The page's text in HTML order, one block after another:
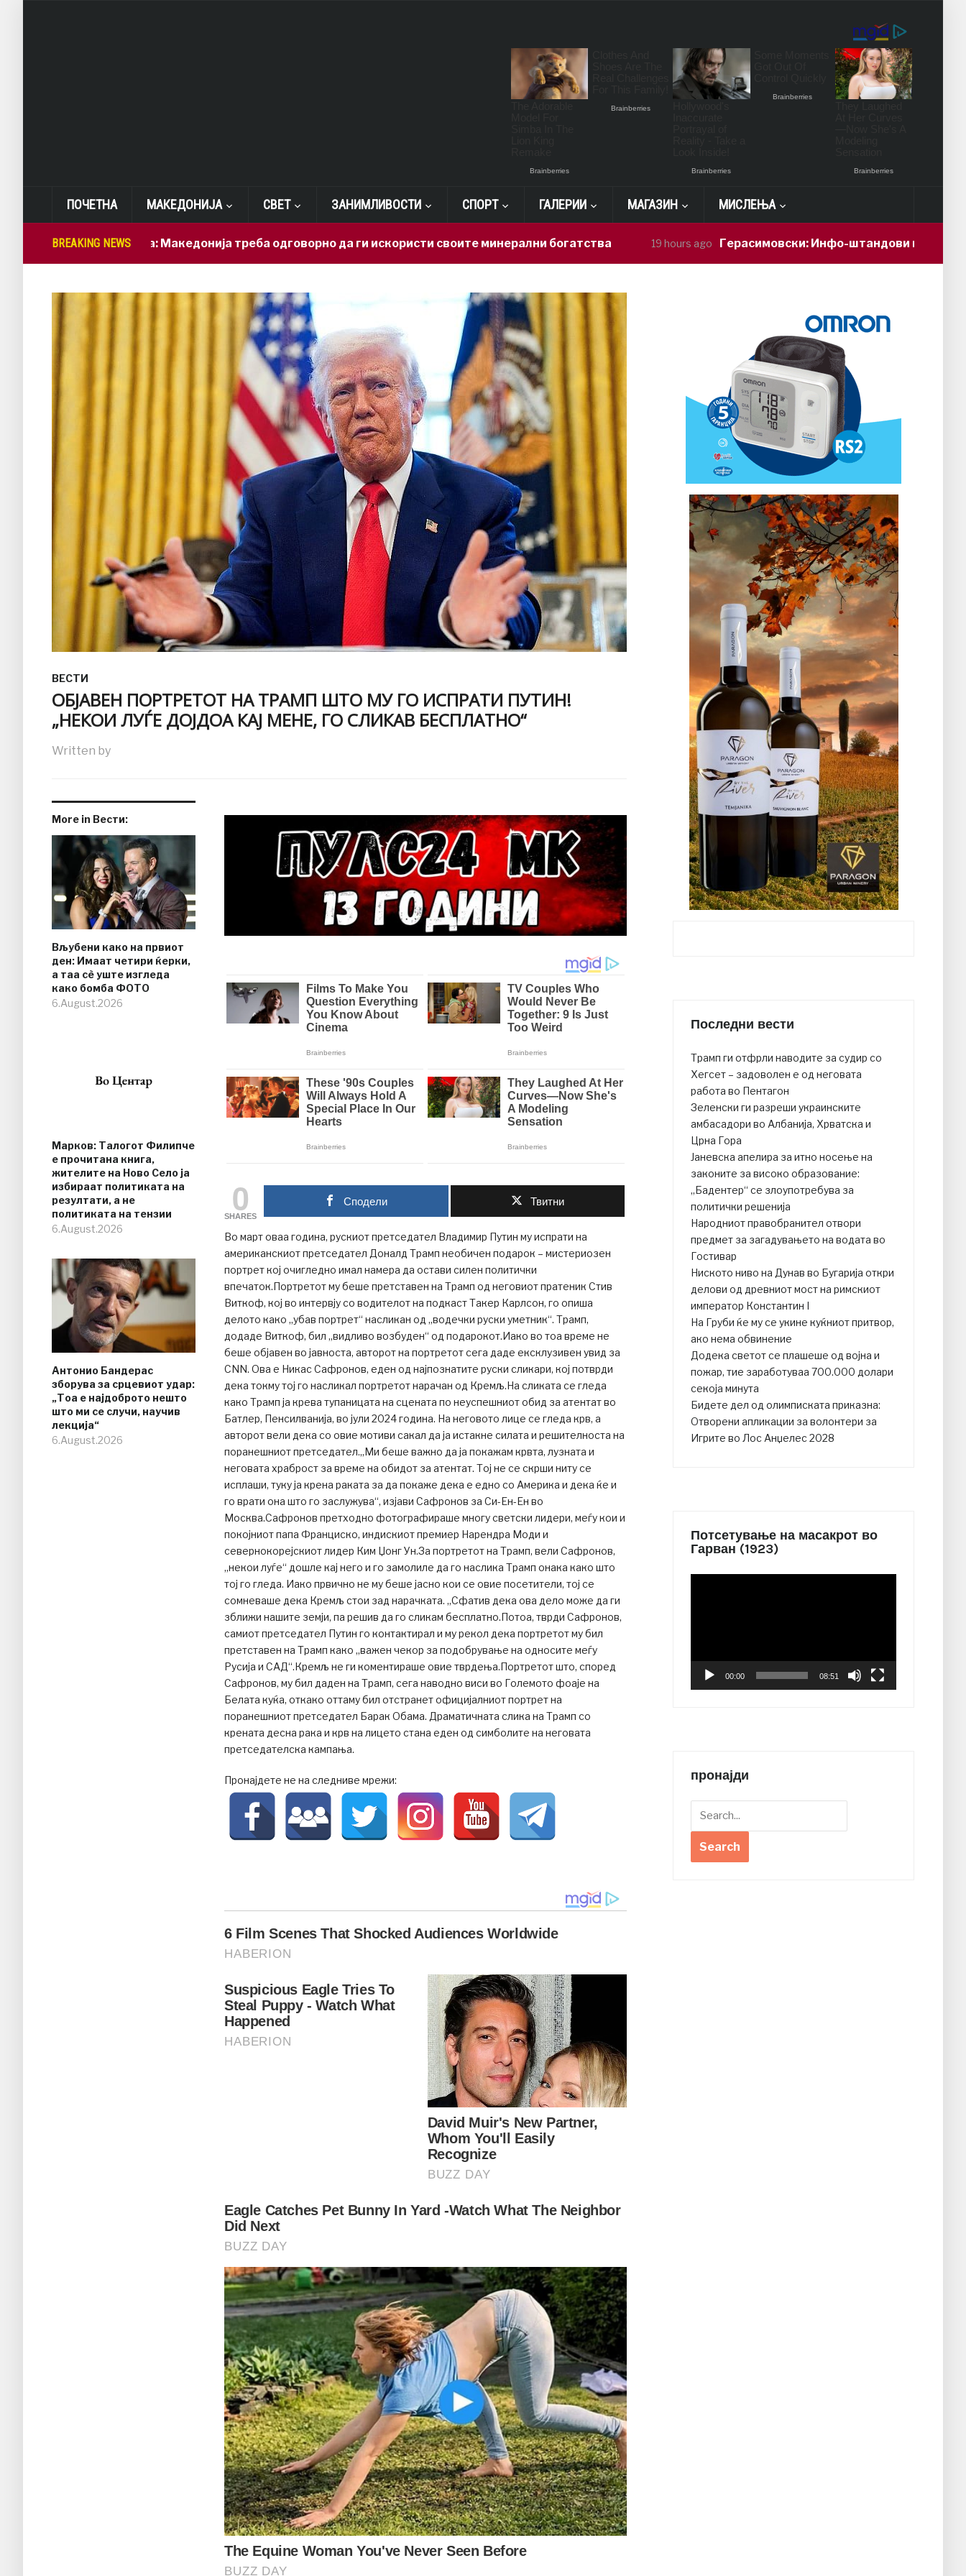
ПОЧЕТНА МАКЕДОНИЈА СВЕТ ЗАНИМЛИВОСТИ СПОРТ ГАЛЕРИИ МАГАЗИН МИСЛЕЊА
BREAKING NEWS
Лепиткова: Македонија треба одговорно да ги искористи своите минерални богатства 19 hours ago Герасимовски: Инфо-штандови и здравствени
ВЕСТИ
ОБЈАВЕН ПОРТРЕТОТ НА ТРАМП ШТО МУ ГО ИСПРАТИ ПУТИН!
„НЕКОИ ЛУЃЕ ДОЈДОА КАЈ МЕНЕ, ГО СЛИКАВ БЕСПЛАТНО“
Written by
More in Вести:
Вљубени како на првиот
ден: Имаат четири ќерки,
а таа сè уште изгледа
како бомба ФОТО
6.August.2026
Марков: Талогот Филипче
е прочитана книга,
жителите на Ново Село ја
избираат политиката на
резултати, а не
политиката на тензии
6.August.2026
Антонио Бандерас
зборува за срцевиот удар:
„Тоа е најдоброто нешто
што ми се случи, научив
лекција“
6.August.2026
0
SHARES
Сподели Твитни
Во март оваа година, рускиот претседател Владимир Путин му испрати на
американскиот претседател Доналд Трамп необичен подарок – мистериозен
портрет кој очигледно имал намера да остави силен политички
впечаток.Портретот му беше претставен на Трамп од неговиот пратеник Стив
Виткоф, кој во интервју со водителот на подкаст Такер Карлсон, го опиша
делото како „убав портрет“ насликан од „водечки руски уметник“. Трамп,
додаде Виткоф, бил „видливо возбуден“ од подарокот.Иако во тоа време не
беше објавен во јавноста, авторот на портретот сега даде ексклузивен увид за
CNN. Ова е Никас Сафронов, еден од најпознатите руски сликари, кој потврди
дека токму тој го насликал портретот нарачан од Кремљ.На сликата се гледа
како Трамп ја крева тупаницата на сцената по неуспешниот обид за атентат во
Батлер, Пенсилванија, во јули 2024 година. На неговото лице се гледа крв, а
авторот вели дека со овие мотиви сакал да ја истакне силата и решителноста на
поранешниот претседател.„Ми беше важно да ја покажам крвта, лузната и
неговата храброст за време на обидот за атентат. Тој не се скрши ниту се
исплаши, туку ја крена раката за да покаже дека е едно со Америка и дека ќе и
го врати она што го заслужува“, изјави Сафронов за Си-Ен-Ен во
Москва.Сафронов претходно фотографираше многу светски лидери, меѓу кои и
покојниот папа Франциско, индискиот премиер Нарендра Моди и
севернокорејскиот лидер Ким Џонг Ун.За портретот на Трамп, вели Сафронов,
„некои луѓе“ дошле кај него и го замолиле да го наслика Трамп онака како што
тој го гледа. Иако првично не му беше јасно кои се овие посетители, тој се
сомневаше дека Кремљ стои зад нарачката. „Сфатив дека ова дело може да ги
зближи нашите земји, па решив да го сликам бесплатно.Потоа, тврди Сафронов,
самиот претседател Путин го контактирал и му рекол дека портретот му бил
претставен на Трамп како „важен чекор за подобрување на односите меѓу
Русија и САД“.Кремљ не ги коментираше овие тврдења.Портретот што, според
Сафронов, му бил даден на Трамп, сега наводно виси во Големото фоаје на
Белата куќа, откако оттаму бил отстранет официјалниот портрет на
поранешниот претседател Барак Обама. Драматичната слика на Трамп со
крената десна рака и крв на лицето стана еден од симболите на неговата
претседателска кампања.
Пронајдете не на следниве мрежи:
Последни вести
Трамп ги отфрли наводите за судир со
Хегсет – задоволен е од неговата
работа во Пентагон
Зеленски ги разреши украинските
амбасадори во Албанија, Хрватска и
Црна Гора
Јаневска апелира за итно носење на
законите за високо образование:
„Бадентер“ се злоупотребува за
политички решенија
Народниот правобранител отвори
предмет за загадувањето на водата во
Гостивар
Ниското ниво на Дунав во Бугарија откри
делови од древниот мост на римскиот
император Константин I
На Груби ќе му се укине куќниот притвор,
ако нема обвинение
Додека светот се плашеше од војна и
пожар, тие заработуваа 700.000 долари
секоја минута
Бидете дел од олимписката приказна:
Отворени апликации за волонтери за
Игрите во Лос Анџелес 2028
Потсетување на масакрот во
Гарван (1923)
00:00 08:51
пронајди